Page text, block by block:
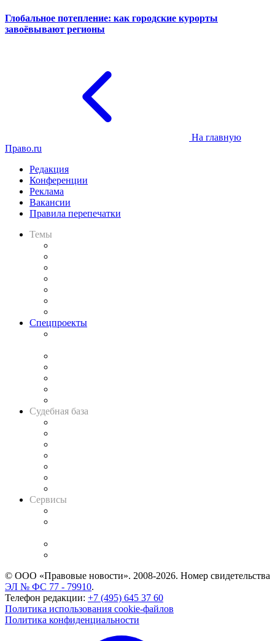
Глобальное потепление: как городские курорты
завоёвывают регионы
На главную
Право.ru
Редакция
Конференции
Реклама
Вакансии
Правила перепечатки
Темы
Спецпроекты
Судебная база
Сервисы
© ООО «Правовые новости». 2008-2026. Номер свидетельства
ЭЛ № ФС 77 - 79910.
Телефон редакции: +7 (495) 645 37 60
Политика использования cookie-файлов
Политика конфиденциальности